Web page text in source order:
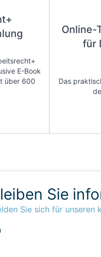
E-Book
über 600
Online-
für
Das
Sie
Sie sich für unseren